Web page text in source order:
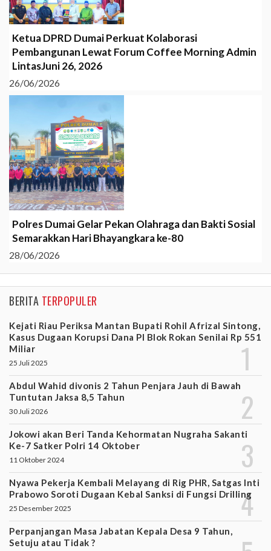
Ketua DPRD Dumai Perkuat Kolaborasi
Pembangunan Lewat Forum Coffee Morning Admin
LintasJuni 26, 2026
26/06/2026
Polres Dumai Gelar Pekan Olahraga dan Bakti Sosial
Semarakkan Hari Bhayangkara ke-80
28/06/2026
BERITA TERPOPULER
Kejati Riau Periksa Mantan Bupati Rohil Afrizal Sintong,
Kasus Dugaan Korupsi Dana PI Blok Rokan Senilai Rp 551
Miliar
25 Juli 2025
Abdul Wahid divonis 2 Tahun Penjara Jauh di Bawah
Tuntutan Jaksa 8,5 Tahun
30 Juli 2026
Jokowi akan Beri Tanda Kehormatan Nugraha Sakanti
Ke-7 Satker Polri 14 Oktober
11 Oktober 2024
Nyawa Pekerja Kembali Melayang di Rig PHR, Satgas Inti
Prabowo Soroti Dugaan Kebal Sanksi di Fungsi Drilling
25 Desember 2025
Perpanjangan Masa Jabatan Kepala Desa 9 Tahun,
Setuju atau Tidak ?